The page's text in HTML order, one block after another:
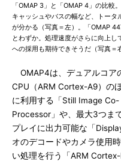
「OMAP 3」と「OMAP 4」の比較
キャッシュやバスの幅など、トータ
が分かる（写真＝左）。「OMAP
とわずか。処理速度がさらに向上し
への採用も期待できそうだ（写真＝
OMAP4は、デュアルコア
CPU（ARM Cortex-A9）の
に利用する「Still Image Co-
Processor」や、最大3つま
プレイに出力可能な「
オのデコードやカメラ使用
い処理を行う「ARM